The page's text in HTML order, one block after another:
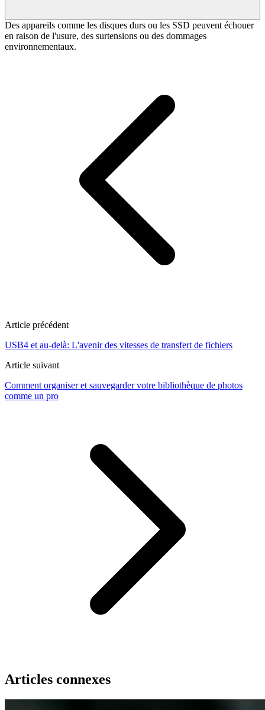
Des appareils comme les disques durs ou les SSD peuvent échouer
en raison de l'usure, des surtensions ou des dommages
environnementaux.
Article précédent
USB4 et au-delà: L'avenir des vitesses de transfert de fichiers
Article suivant
Comment organiser et sauvegarder votre bibliothèque de photos
comme un pro
Articles connexes